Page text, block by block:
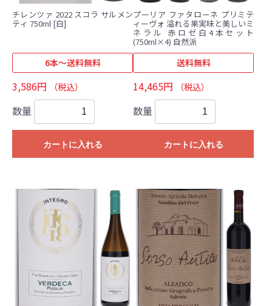
チレンツァ 2022 スコラ サルメン
ティ 750ml [白]
6本～送料無料
3,586円 （税込）
数量
カートに入れる
プーリア ファタローネ プリミテ
ィーヴォ 溢れる果実味と美しいミ
ネラル 赤ロゼ白4本セット
(750ml×4) 自然派
送料無料
14,465円 （税込）
数量
カートに入れる